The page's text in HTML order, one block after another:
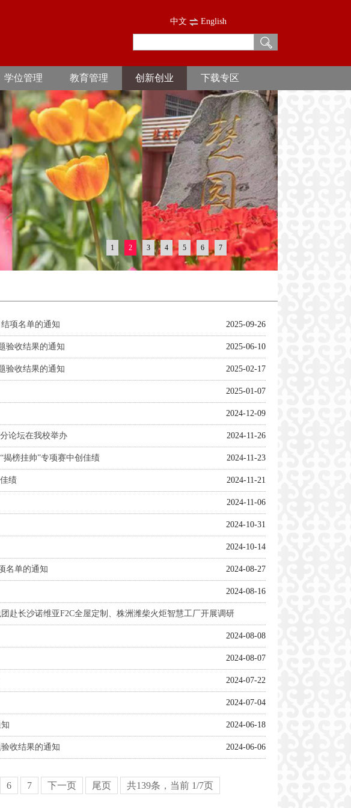
中文 English
学位管理 教育管理 创新创业 下载专区
1 2 3 4 5 6 7
项名单的通知 2025-09-26
验收结果的通知 2025-06-10
验收结果的通知 2025-02-17
2025-01-07
2024-12-09
论坛在我校举办 2024-11-26
揭榜挂帅”专项赛中创佳绩 2024-11-23
绩 2024-11-21
2024-11-06
2024-10-31
2024-10-14
名单的通知 2024-08-27
2024-08-16
赴长沙诺维亚F2C全屋定制、株洲潍柴火炬智慧工厂开展调研
2024-08-08
2024-08-08
2024-08-07
2024-07-22
2024-07-04
2024-06-18
收结果的通知 2024-06-06
6 7 下一页 尾页 共139条，当前 1/7页